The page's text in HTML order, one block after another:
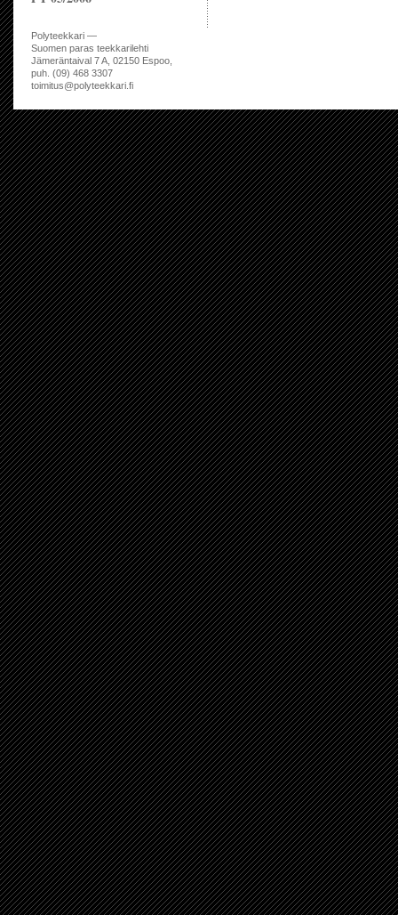
Polyteekkari —
Suomen paras teekkarilehti
Jämeräntaival 7 A, 02150 Espoo,
puh. (09) 468 3307
toimitus@polyteekkari.fi